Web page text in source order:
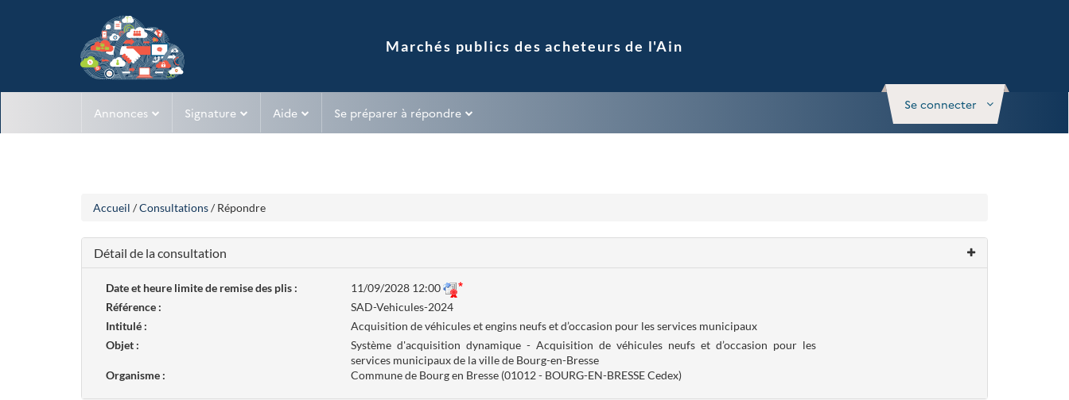
contenu
Se connecter
Annonces Signature Aide Se préparer à répondre
Accueil /Consultations/ Répondre
Détail de la consultation
Date et heure limite de remise des plis :
11/09/2028 12:00
Référence :
SAD-Vehicules-2024
Intitulé :
Acquisition de véhicules et engins neufs et d’occasion pour les services municipaux
Objet :
Système d'acquisition dynamique - Acquisition de véhicules neufs et d’occasion pour les
services municipaux de la ville de Bourg-en-Bresse
Organisme :
Commune de Bourg en Bresse (01012 - BOURG-EN-BRESSE Cedex)